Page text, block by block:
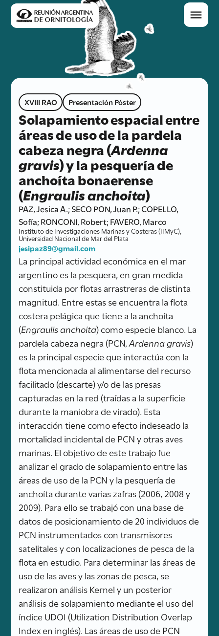
XVIII RAO Presentación Póster
Solapamiento espacial entre
áreas de uso de la pardela
cabeza negra (Ardenna
gravis) y la pesquería de
anchoíta bonaerense
(Engraulis anchoita)
PAZ, Jesica A.; SECO PON, Juan P.; COPELLO,
Sofía; RONCONI, Robert; FAVERO, Marco
Instituto de Investigaciones Marinas y Costeras (IIMyC),
Universidad Nacional de Mar del Plata
jesipaz89@gmail.com
La principal actividad económica en el mar
argentino es la pesquera, en gran medida
constituida por flotas arrastreras de distinta
magnitud. Entre estas se encuentra la flota
costera pelágica que tiene a la anchoíta
(Engraulis anchoita) como especie blanco. La
pardela cabeza negra (PCN,Ardenna gravis)
es la principal especie que interactúa con la
flota mencionada al alimentarse del recurso
facilitado (descarte) y/o de las presas
capturadas en la red (traídas a la superficie
durante la maniobra de virado). Esta
interacción tiene como efecto indeseado la
mortalidad incidental de PCN y otras aves
marinas. El objetivo de este trabajo fue
analizar el grado de solapamiento entre las
áreas de uso de la PCN y la pesquería de
anchoíta durante varias zafras (2006, 2008 y
2009). Para ello se trabajó con una base de
datos de posicionamiento de 20 individuos de
PCN instrumentados con transmisores
satelitales y con localizaciones de pesca de la
flota en estudio. Para determinar las áreas de
uso de las aves y las zonas de pesca, se
realizaron análisis Kernel y un posterior
análisis de solapamiento mediante el uso del
índice UDOI (Utilization Distribution Overlap
Index en inglés). Las áreas de uso de PCN